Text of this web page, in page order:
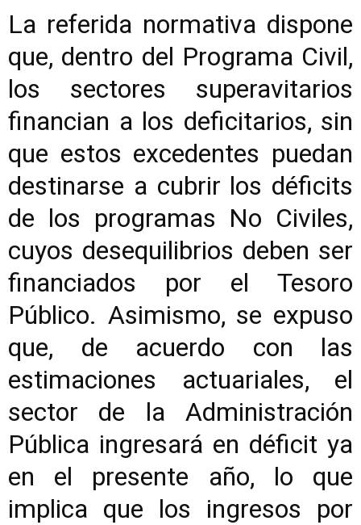
La referida normativa dispone
que, dentro del Programa Civil,
los sectores superavitarios
financian a los deficitarios, sin
que estos excedentes puedan
destinarse a cubrir los déficits
de los programas No Civiles,
cuyos desequilibrios deben ser
financiados por el Tesoro
Público. Asimismo, se expuso
que, de acuerdo con las
estimaciones actuariales, el
sector de la Administración
Pública ingresará en déficit ya
en el presente año, lo que
implica que los ingresos por